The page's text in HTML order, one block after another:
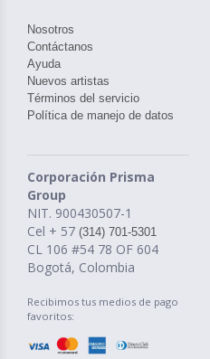
Nosotros
Contáctanos
Ayuda
Nuevos artistas
Términos del servicio
Política de manejo de datos
Corporación Prisma
Group
NIT. 900430507-1
Cel + 57 (314) 701-5301
CL 106 #54 78 OF 604
Bogotá, Colombia
Recibimos tus medios de pago
favoritos: